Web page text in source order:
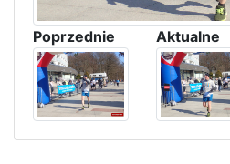
Poprzednie Aktualne